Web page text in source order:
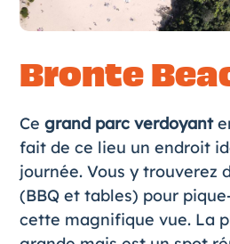
Bronte
Ce grand parc verdoyant
fait de ce lieu un endroit
journée. Vous y trouverez
(BBQ et tables) pour
cette magnifique vue. La